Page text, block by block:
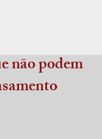
não podem